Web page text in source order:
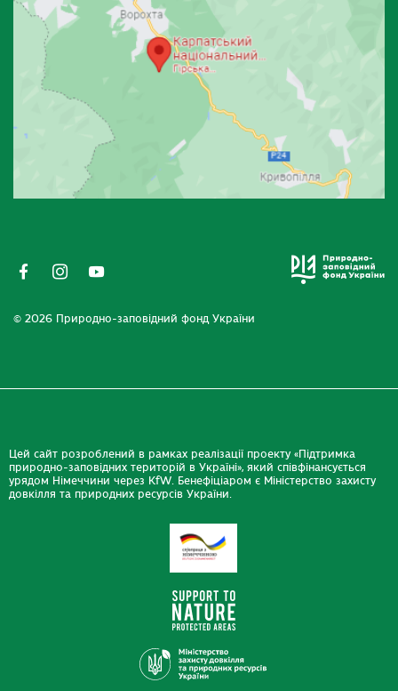
© 2026 Природно-заповідний фонд України
Цей сайт розроблений в рамках реалізації проекту «Підтримка
природно-заповідних територій в Україні», який співфінансується
урядом Німеччини через KfW. Бенефіціаром є Міністерство захисту
довкілля та природних ресурсів України.